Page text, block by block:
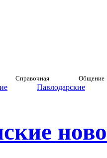
Справочная Общение
Павлодарские